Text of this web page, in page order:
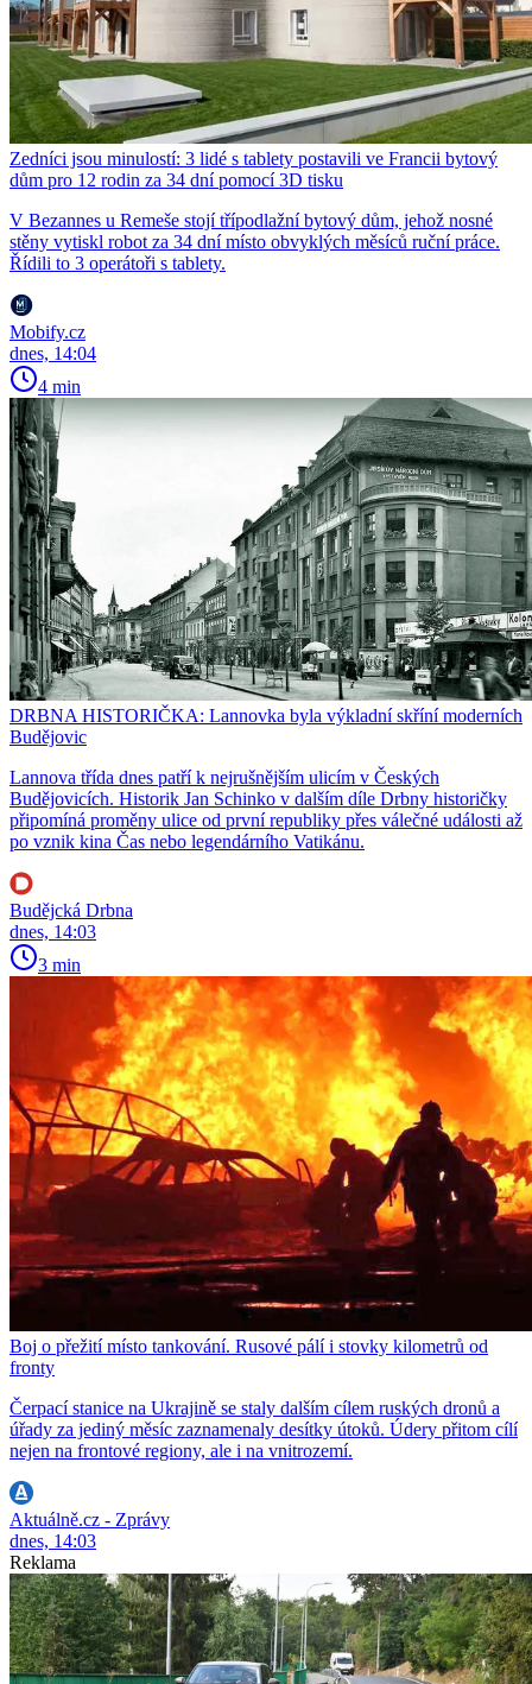
Zedníci jsou minulostí: 3 lidé s tablety postavili ve Francii bytový
dům pro 12 rodin za 34 dní pomocí 3D tisku
V Bezannes u Remeše stojí třípodlažní bytový dům, jehož nosné
stěny vytiskl robot za 34 dní místo obvyklých měsíců ruční práce.
Řídili to 3 operátoři s tablety.
Mobify.cz
dnes, 14:04
4 min
DRBNA HISTORIČKA: Lannovka byla výkladní skříní moderních
Budějovic
Lannova třída dnes patří k nejrušnějším ulicím v Českých
Budějovicích. Historik Jan Schinko v dalším díle Drbny historičky
připomíná proměny ulice od první republiky přes válečné události až
po vznik kina Čas nebo legendárního Vatikánu.
Budějcká Drbna
dnes, 14:03
3 min
Boj o přežití místo tankování. Rusové pálí i stovky kilometrů od
fronty
Čerpací stanice na Ukrajině se staly dalším cílem ruských dronů a
úřady za jediný měsíc zaznamenaly desítky útoků. Údery přitom cílí
nejen na frontové regiony, ale i na vnitrozemí.
Aktuálně.cz - Zprávy
dnes, 14:03
Reklama